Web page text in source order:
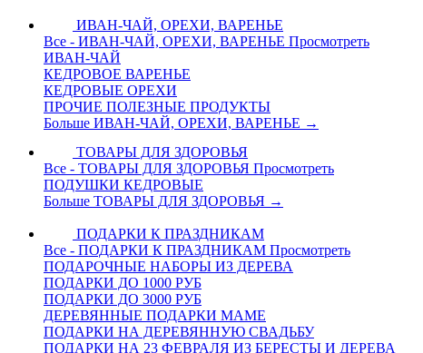
ИВАН-ЧАЙ, ОРЕХИ, ВАРЕНЬЕ
Все - ИВАН-ЧАЙ, ОРЕХИ, ВАРЕНЬЕ Просмотреть
ИВАН-ЧАЙ
КЕДРОВОЕ ВАРЕНЬЕ
КЕДРОВЫЕ ОРЕХИ
ПРОЧИЕ ПОЛЕЗНЫЕ ПРОДУКТЫ
Больше ИВАН-ЧАЙ, ОРЕХИ, ВАРЕНЬЕ →
ТОВАРЫ ДЛЯ ЗДОРОВЬЯ
Все - ТОВАРЫ ДЛЯ ЗДОРОВЬЯ Просмотреть
ПОДУШКИ КЕДРОВЫЕ
Больше ТОВАРЫ ДЛЯ ЗДОРОВЬЯ →
ПОДАРКИ К ПРАЗДНИКАМ
Все - ПОДАРКИ К ПРАЗДНИКАМ Просмотреть
ПОДАРОЧНЫЕ НАБОРЫ ИЗ ДЕРЕВА
ПОДАРКИ ДО 1000 РУБ
ПОДАРКИ ДО 3000 РУБ
ДЕРЕВЯННЫЕ ПОДАРКИ МАМЕ
ПОДАРКИ НА ДЕРЕВЯННУЮ СВАДЬБУ
ПОДАРКИ НА 23 ФЕВРАЛЯ ИЗ БЕРЕСТЫ И ДЕРЕВА